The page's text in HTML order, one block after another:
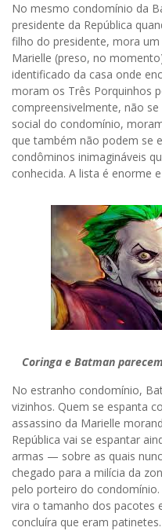
No mesmo condomínio da
presidente da República
filho do presidente, mora
Marielle (preso, no
identificado da casa onde
moram os Três Porquinhos
compreensivelmente, não
social do condomínio,
que também não podem se
condôminos inimagináveis
conhecida. A lista é enorme
Coringa e Batman
No estranho condomínio,
vizinhos. Quem se espanta
assassino da Marielle
República vai se espantar
armas — sobre as quais
chegado para a milícia da
pelo porteiro do
vira o tamanho dos pacotes
concluíra que eram patinetes.